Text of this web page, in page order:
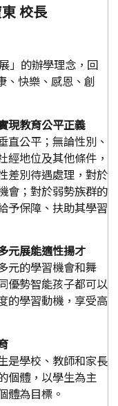
校長
」的辦學理念，回
、快樂、感恩、創
現教育公平正義
直公平；無論性別、
經地位及其他條件，
差別待遇處理，對於
會；對於弱勢族群的
予保障、扶助其學習
元展能適性揚才
元的學習機會和舞
優勢智能孩子都可以
的學習動機，享受高
是學校、教師和家長
個體，以學生為主
體為目標。